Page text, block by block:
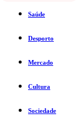
Saúde
Desporto
Mercado
Cultura
Sociedade